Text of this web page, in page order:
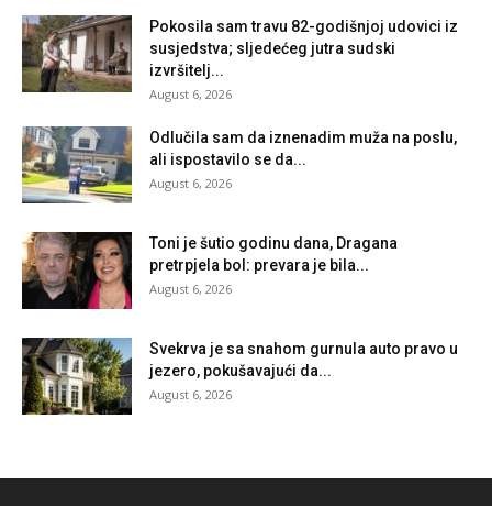
Pokosila sam travu 82-godišnjoj udovici iz
susjedstva; sljedećeg jutra sudski
izvršitelj...
August 6, 2026
Odlučila sam da iznenadim muža na poslu,
ali ispostavilo se da...
August 6, 2026
Toni je šutio godinu dana, Dragana
pretrpjela bol: prevara je bila...
August 6, 2026
Svekrva je sa snahom gurnula auto pravo u
jezero, pokušavajući da...
August 6, 2026